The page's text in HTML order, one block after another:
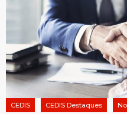
CEDIS CEDIS Destaques